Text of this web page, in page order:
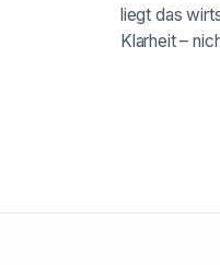
liegt das
Klarheit –